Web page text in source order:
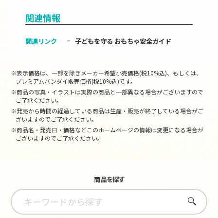
関連情報
関連リンク 子どもを守る おもちゃ安全ガイド
※表示価格は、一部を除きメーカー希望小売価格(税10%込)、もしくは、
プレミアムバンダイ販売価格(税10%込)です。
※商品の写真・イラストは実際の商品と一部異なる場合がございますので
ご了承ください。
※発売から時間の経過している商品は生産・販売が終了している場合がご
ざいますのでご了承ください。
※商品名・発売日・価格などこのホームページの情報は変更になる場合が
ございますのでご了承ください。
商品を探す
さがす